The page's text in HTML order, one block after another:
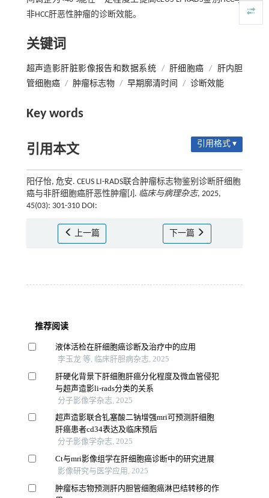
非HCC肝恶性肿瘤的诊断效能。
关键词
超声造影肝脏影像报告和数据系统 / 肝细胞癌 /
肝内胆
管细胞癌 / 肿瘤标志物 / 早期廓清时间 / 诊断效能
Key words
引用本文 引用格式 ▾
阳仔怡, 危安. CEUS LI-RADS联合肿瘤标志物鉴别诊断肝细胞
癌与非肝细胞癌肝恶性肿瘤[J]. 临床与病理杂志, 2025,
45(03): 301-310 DOI:
上一篇 下一篇